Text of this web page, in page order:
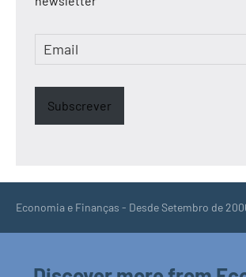
Email
Subscrever
Economia e Finanças - Desde Setembro de